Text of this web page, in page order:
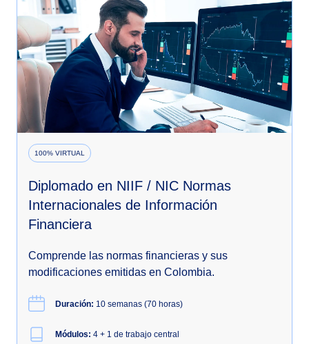
100% VIRTUAL
Diplomado en NIIF / NIC Normas
Internacionales de Información
Financiera
Comprende las normas financieras y sus
modificaciones emitidas en Colombia.
Duración: 10 semanas (70 horas)
Módulos: 4 + 1 de trabajo central